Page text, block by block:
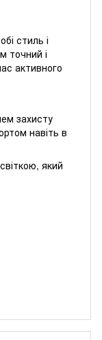
стиль і
точний і
активного
захисту
навіть в
який